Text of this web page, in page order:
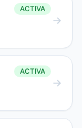
ACTIVA
ACTIVA